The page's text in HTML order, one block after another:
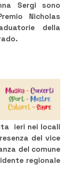
Sergi sono
Nicholas
della
ieri nei locali
del vice
del comune
regionale